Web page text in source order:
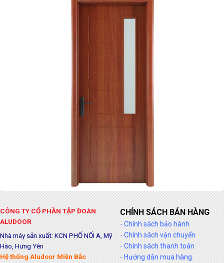
CÔNG TY CỔ PHẦN TẬP ĐOÀN
ALUDOOR
Nhà máy sản xuất: KCN PHỐ NỐI A, Mỹ
Hào, Hưng Yên
Hệ thống Aludoor Miền Bắc
CHÍNH SÁCH BÁN HÀNG
- Chính sách bảo hành
- Chính sách vận chuyển
- Chính sách thanh toán
- Hướng dẫn mua hàng